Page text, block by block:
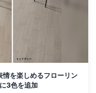
を楽しめるフローリン
3色を追加